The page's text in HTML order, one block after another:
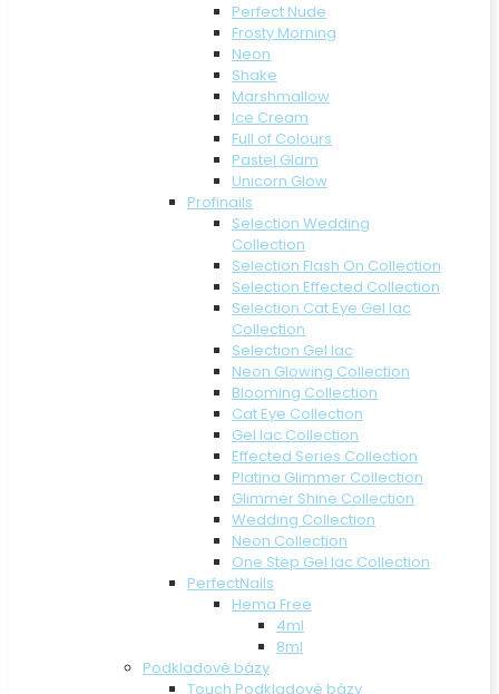
Perfect Nude
Frosty Morning
Neon
Shake
Marshmallow
Ice Cream
Full of Colours
Pastel Glam
Unicorn Glow
Profinails
Selection Wedding
Collection
Selection Flash On Collection
Selection Effected Collection
Selection Cat Eye Gel lac
Collection
Selection Gel lac
Neon Glowing Collection
Blooming Collection
Cat Eye Collection
Gel lac Collection
Effected Series Collection
Platina Glimmer Collection
Glimmer Shine Collection
Wedding Collection
Neon Collection
One Step Gel lac Collection
PerfectNails
Hema Free
4ml
8ml
Podkladové bázy
Touch Podkladové bázy